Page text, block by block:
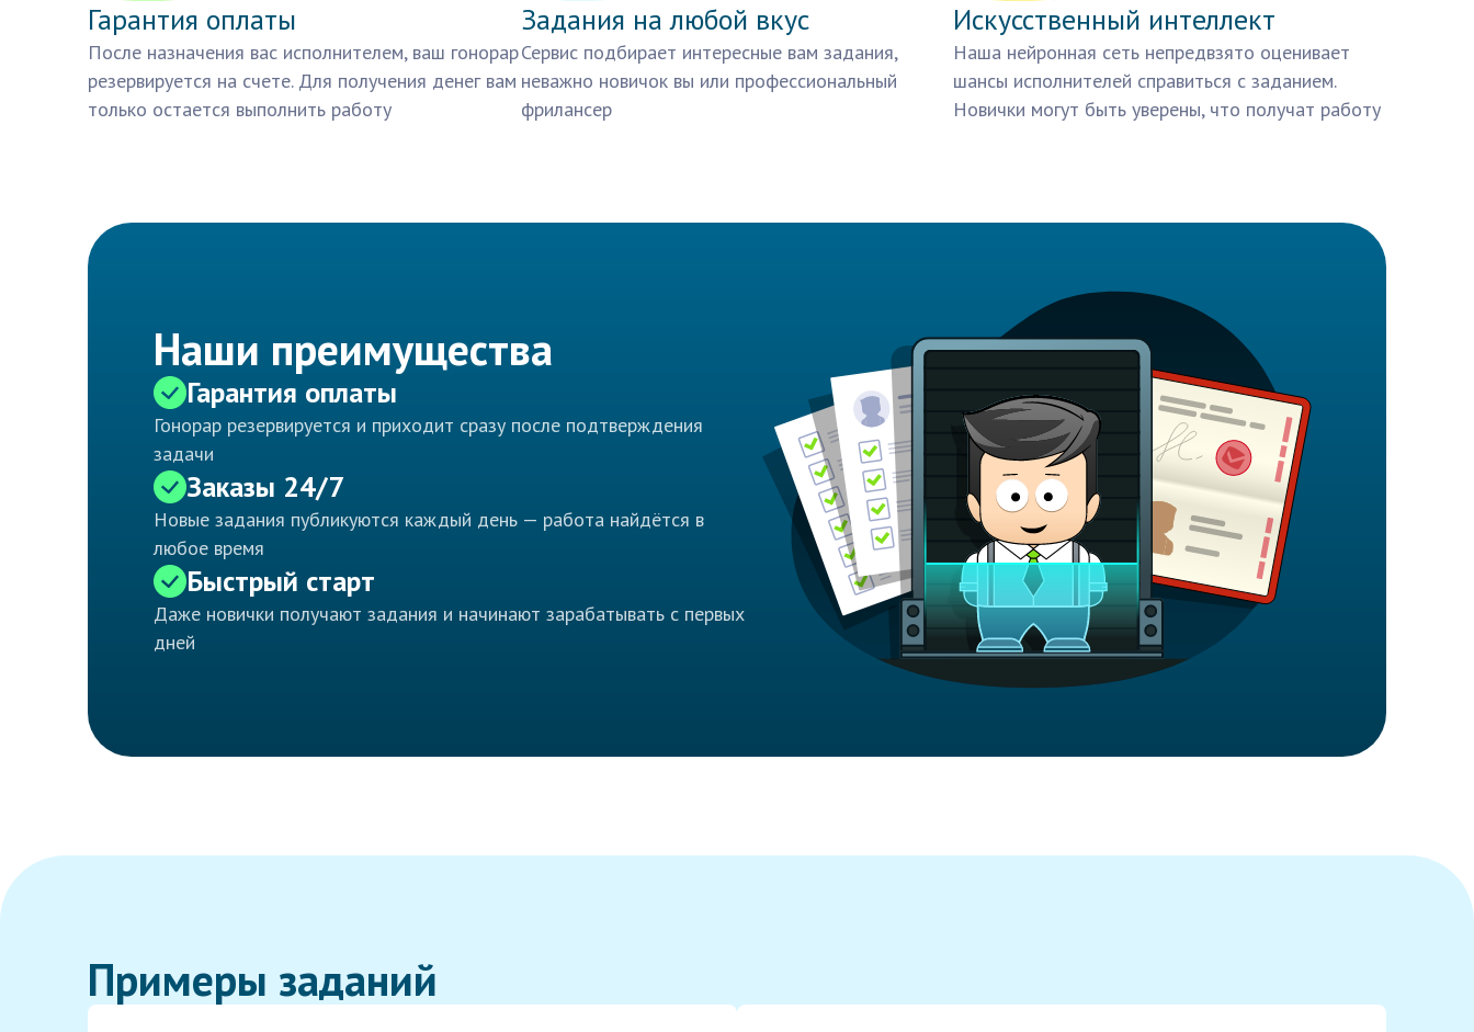
Гарантия оплаты
После назначения вас исполнителем, ваш гонорар
резервируется на счете. Для получения денег вам
только остается выполнить работу
Задания на любой вкус
Сервис подбирает интересные вам задания,
неважно новичок вы или профессиональный
фрилансер
Искусственный интеллект
Наша нейронная сеть непредвзято оценивает
шансы исполнителей справиться с заданием.
Новички могут быть уверены, что получат работу
Наши преимущества
Гарантия оплаты
Гонорар резервируется и приходит сразу после подтверждения
задачи
Заказы 24/7
Новые задания публикуются каждый день — работа найдётся в
любое время
Быстрый старт
Даже новички получают задания и начинают зарабатывать с первых
дней
Примеры заданий